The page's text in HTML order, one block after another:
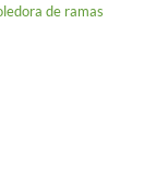
de ramas